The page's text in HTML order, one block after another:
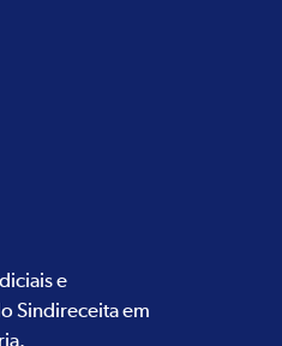
e
Sindireceita em